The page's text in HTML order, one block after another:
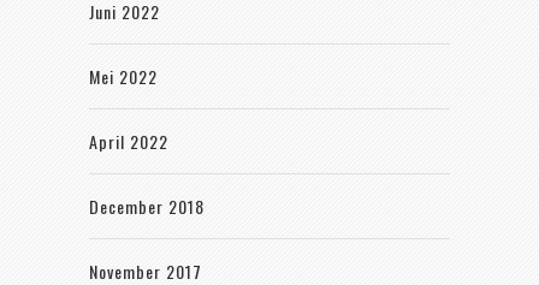
Juni 2022
Mei 2022
April 2022
December 2018
November 2017